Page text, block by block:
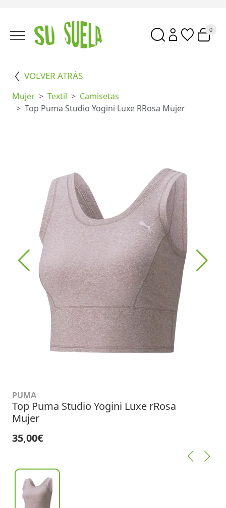
0
VOLVER ATRÁS
Mujer Textil
Camisetas
Top Puma Studio Yogini Luxe RRosa Mujer
PUMA
Top Puma Studio Yogini Luxe rRosa
Mujer
35,00€